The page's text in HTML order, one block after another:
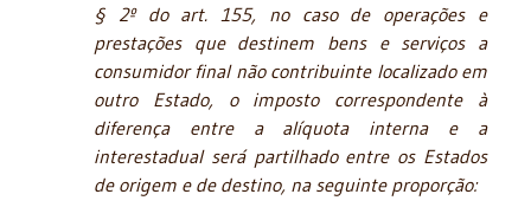
§ 2º do art. 155, no caso de operações e
prestações que destinem bens e serviços a
consumidor final não contribuinte localizado em
outro Estado, o imposto correspondente à
diferença entre a alíquota interna e a
interestadual será partilhado entre os Estados
de origem e de destino, na seguinte proporção: